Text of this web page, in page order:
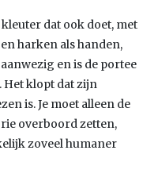
dat ook doet, met
harken als handen,
en is de portee
Het klopt dat zijn
is. Je moet alleen de
overboord zetten,
zoveel humaner